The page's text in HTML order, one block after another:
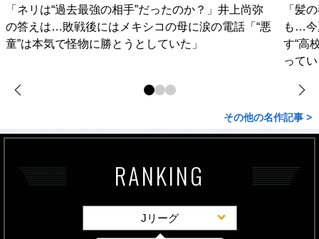
「ネリは“過去最強の相手”だったのか？」井上尚弥
の答えは…敗戦後にはメキシコの母に涙の電話「“悪
童”は本気で怪物に勝とうとしていた」
「髪
も…今
す“高
って
その他の名作記事 >
RANKING
Jリーグ